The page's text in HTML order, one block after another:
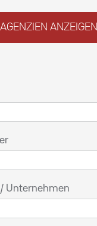
ANZEIGEN
Unternehmen